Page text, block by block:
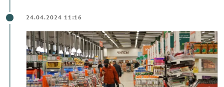
24.04.2024 11:16